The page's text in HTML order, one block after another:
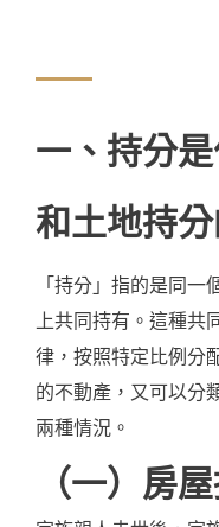
一、持分
和土地持
「持分」指的是同一
上共同持有。這種共
律，按照特定比例分
的不動產，又可以分
兩種情況。
（一）房